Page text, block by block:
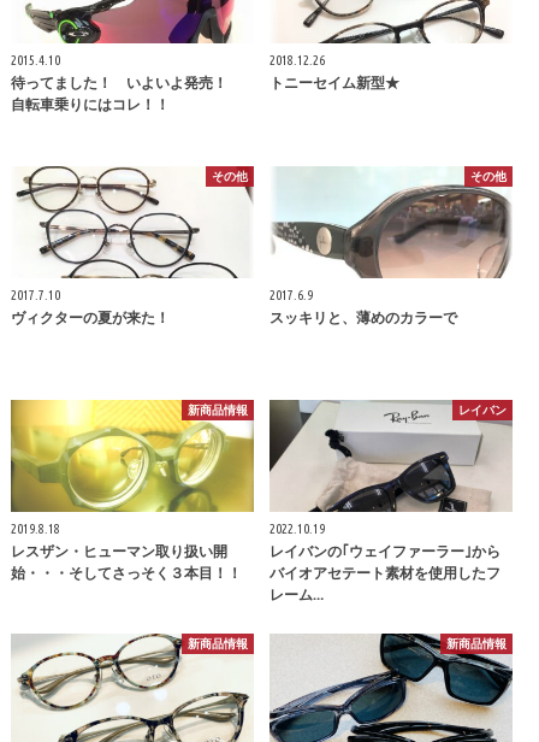
2015.4.10
待ってました！ いよいよ発売！
自転車乗りにはコレ！！
2018.12.26
トニーセイム新型★
その他
2017.7.10
ヴィクターの夏が来た！
その他
2017.6.9
スッキリと、薄めのカラーで
新商品情報
2019.8.18
レスザン・ヒューマン取り扱い開
始・・・そしてさっそく３本目！！
レイバン
2022.10.19
レイバンの｢ウェイファーラー｣から
バイオアセテート素材を使用したフ
レーム…
新商品情報 新商品情報